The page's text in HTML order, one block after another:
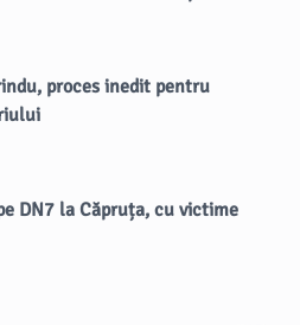
proces inedit pentru
DN7 la Căpruța, cu victime